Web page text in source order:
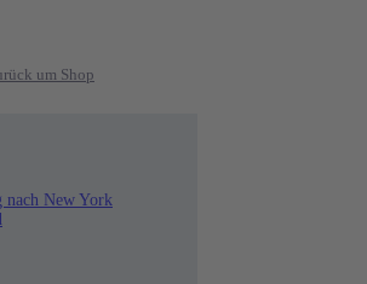
um Shop
nach New York